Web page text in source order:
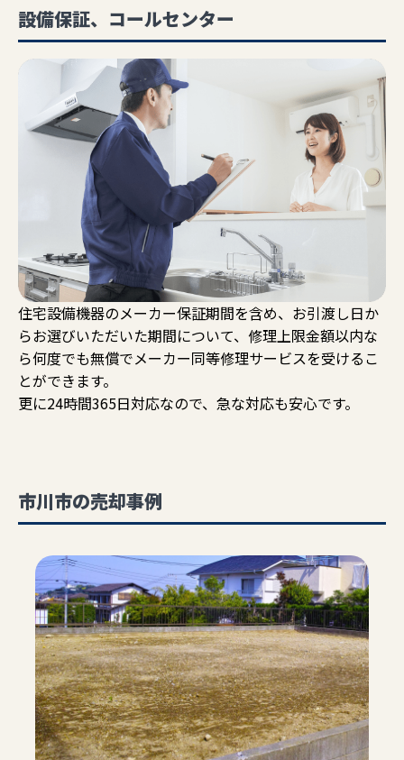
設備保証、コールセンター
住宅設備機器のメーカー保証期間を含め、お引渡し日か
らお選びいただいた期間について、修理上限金額以内な
ら何度でも無償でメーカー同等修理サービスを受けるこ
とができます。
更に24時間365日対応なので、急な対応も安心です。
市川市の売却事例